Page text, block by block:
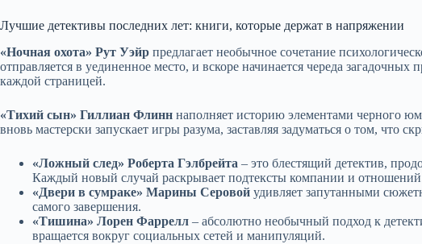
Лучшие детективы последних лет: книги, которые держат в напряжении
«Ночная охота» Рут Уэйр предлагает необычное сочетание
отправляется в уединенное место, и вскоре начинается череда
каждой страницей.
«Тихий сын» Гиллиан Флинн наполняет историю элементами черного
вновь мастерски запускает игры разума, заставляя задуматься о том, что
«Ложный след» Роберта Гэлбрейта – это блестящий детектив,
Каждый новый случай раскрывает подтексты компании и
«Двери в сумраке» Марины Серовой удивляет запутанными
самого завершения.
«Тишина» Лорен Фаррелл – абсолютно необычный подход к
вращается вокруг социальных сетей и манипуляций.